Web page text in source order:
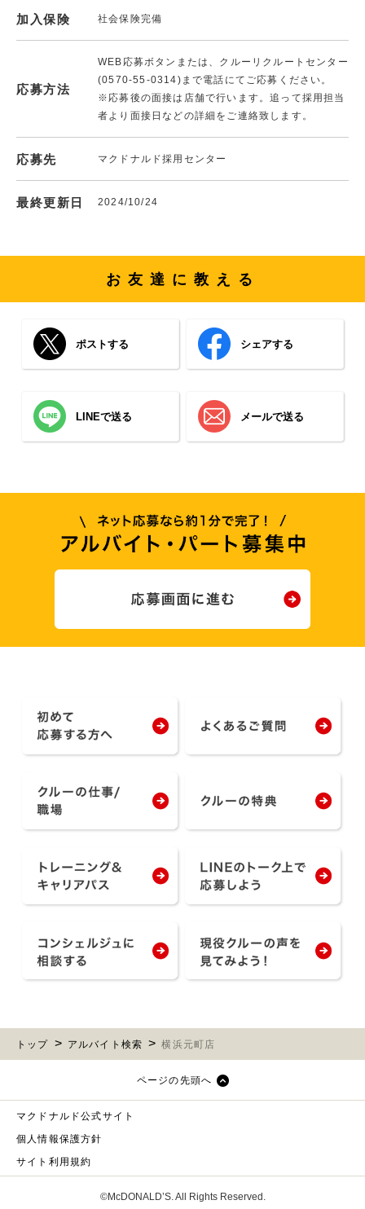
加入保険 社会保険完備
応募方法
WEB応募ボタンまたは、クルーリクルートセンター
(0570-55-0314)まで電話にてご応募ください。
※応募後の面接は店舗で行います。追って採用担当
者より面接日などの詳細をご連絡致します。
応募先 マクドナルド採用センター
最終更新日 2024/10/24
お友達に教える
ポストする シェアする
LINEで送る メールで送る
トップ アルバイト検索 横浜元町店
ページの先頭へ
マクドナルド公式サイト
個人情報保護方針
サイト利用規約
©McDONALD’S. All Rights Reserved.